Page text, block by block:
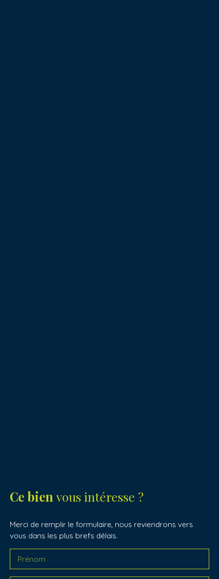
Ce bien vous intéresse ?
Merci de remplir le formulaire, nous reviendrons vers
vous dans les plus brefs délais.
Prénom